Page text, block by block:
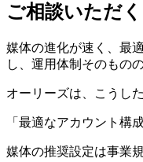
ご相談いただ
媒体の進化が速く、最
し、運用体制そのもの
オーリーズは、こうし
「最適なアカウント構
媒体の推奨設定は事業